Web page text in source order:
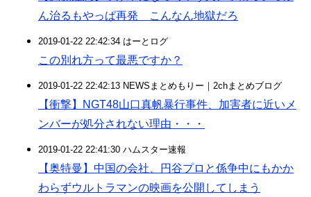
ん治るもやっぱ再発 こんなん地獄だろ
2019-01-22 22:42:34 はーとログ
この別れ方って最悪ですか？
2019-01-22 22:42:13 NEWSまとめもりー｜2chまとめブログ
【衝撃】NGT48山口真帆暴行事件、加害者に近いメ
ンバーが処分されない理由・・・
2019-01-22 22:41:30 ハムスター速報
【奥特曼】中国の会社、円谷プロと係争中にもかか
わらずウルトラマンの映画を公開してしまう